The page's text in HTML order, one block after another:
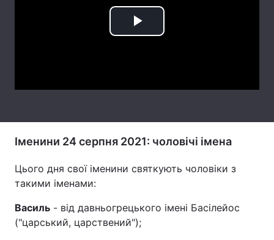
Тема оформлення
Play
Іменини 24 серпня 2021: чоловічі імена
Цього дня свої іменини святкують чоловіки з
такими іменами:
Василь - від давньогрецького імені Басілейос
("царський, царствений");